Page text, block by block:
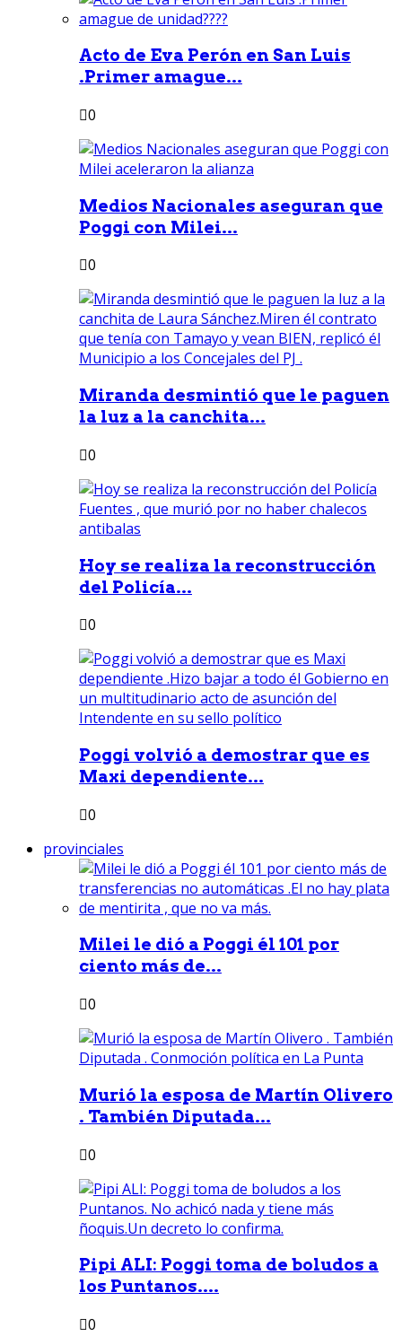
Acto de Eva Perón en San Luis
.Primer amague...
0
Medios Nacionales aseguran que
Poggi con Milei...
0
Miranda desmintió que le paguen
la luz a la canchita...
0
Hoy se realiza la reconstrucción
del Policía...
0
Poggi volvió a demostrar que es
Maxi dependiente...
0
provinciales
Milei le dió a Poggi él 101 por
ciento más de...
0
Murió la esposa de Martín Olivero
. También Diputada...
0
Pipi ALI: Poggi toma de boludos a
los Puntanos....
0